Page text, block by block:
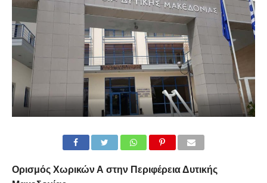
Ορισμός Χωρικών Α στην Περιφέρεια Δυτικής